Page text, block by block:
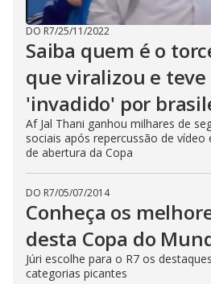
DO R7/25/11/2022
Saiba quem é o
que viralizou e
'invadido' por
Af Jal Thani ganhou milhares de
sociais após repercussão de
de abertura da Copa
DO R7/05/07/2014
Conheça os
desta Copa do
Júri escolhe para o R7 os
categorias picantes